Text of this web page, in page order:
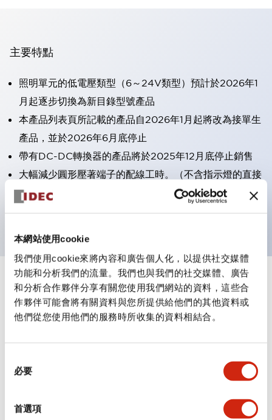
本網站使用cookie
我們使用cookie來將內容和廣告個人化，以提供社交媒體
功能和分析我們的流量。我們也與我們的社交媒體、廣告
和分析合作夥伴分享有關您使用我們網站的資料，這些合
作夥伴可能會將有關資料與您所提供給他們的其他資料或
他們從您使用他們的服務時所收集的資料相結合。
必要
首選項
主要特點
照明單元的低電壓類型（6～24V類型）預計於2026年1
月起逐步切換為新目錄型號產品
本產品列表頁所記載的產品自2026年1月起將改為接單生
產品，並於2026年6月底停止
帶有DC-DC轉換器的產品將於2025年12月底停止銷售
大幅減少圓形壓著端子的配線工時。（不含指示燈的直接
型）
具備UL、CSA、TÜV、CCC認證產品。
規格 顯示全部
審美規範
電氣規範（額定照明部分）
環境規範
機械規格